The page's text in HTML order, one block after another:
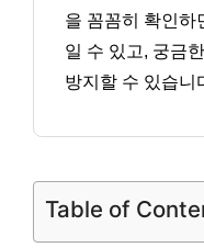
을 꼼꼼히 확인하
일 수 있고, 궁금
방지할 수 있습니
Table of